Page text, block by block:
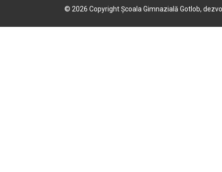
© 2026 Copyright Școala Gimnazială Gotlob,